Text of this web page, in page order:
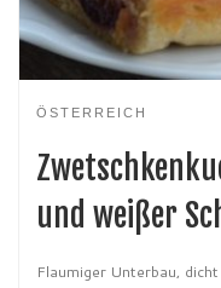
ÖSTERREICH
und weißer
Flaumiger Unterbau,